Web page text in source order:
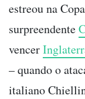
estreou na
surpreendente
vencer
– quando o
italiano